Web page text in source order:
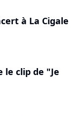
à La Cigale
le clip de "Je